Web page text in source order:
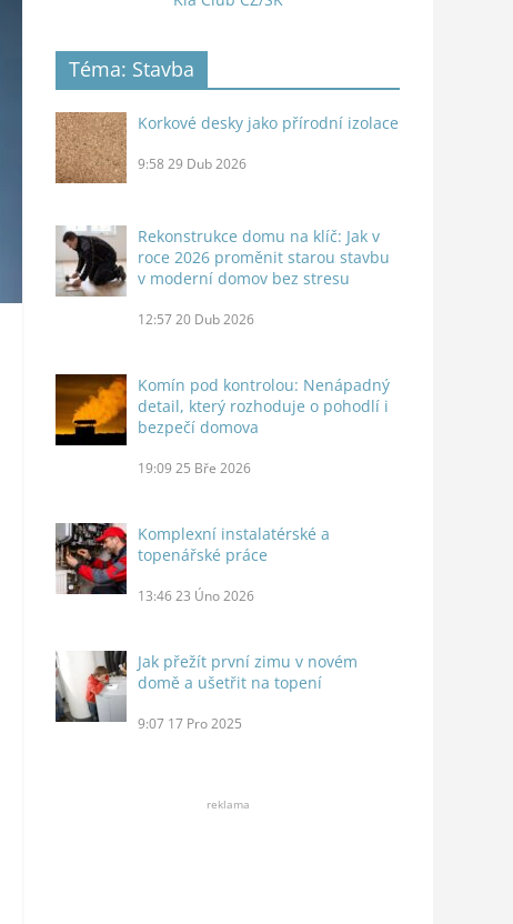
Téma: Stavba
Korkové desky jako přírodní izolace
9:58 29 Dub 2026
Rekonstrukce domu na klíč: Jak v
roce 2026 proměnit starou stavbu
v moderní domov bez stresu
12:57 20 Dub 2026
Komín pod kontrolou: Nenápadný
detail, který rozhoduje o pohodlí i
bezpečí domova
19:09 25 Bře 2026
Komplexní instalatérské a
topenářské práce
13:46 23 Úno 2026
Jak přežít první zimu v novém
domě a ušetřit na topení
9:07 17 Pro 2025
reklama